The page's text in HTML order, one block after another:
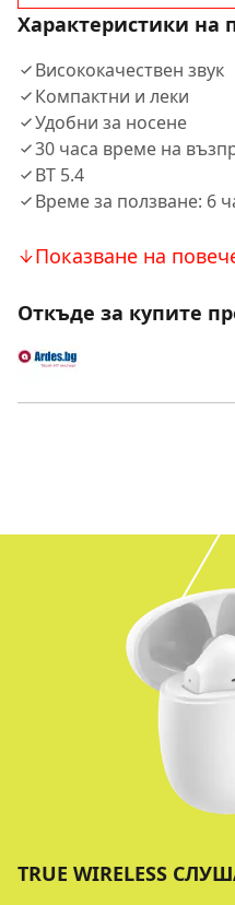
Характеристики на
Висококачествен звук
Компактни и леки
Удобни за носене
30 часа време на
BT 5.4
Време за ползване: 6
Показване на
Откъде за купите
TRUE WIRELESS